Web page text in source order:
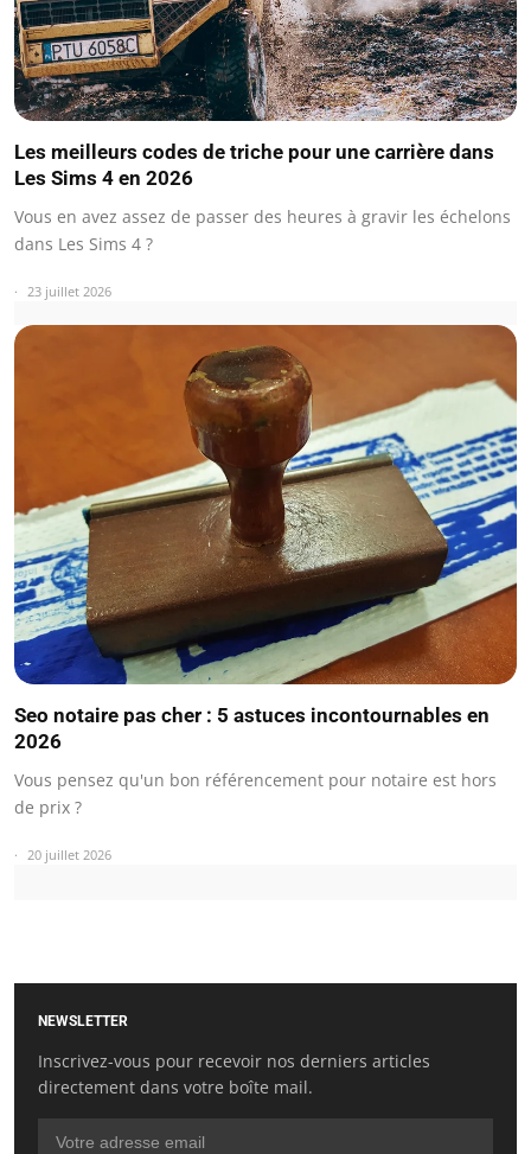
Les meilleurs codes de triche pour une carrière dans
Les Sims 4 en 2026
Vous en avez assez de passer des heures à gravir les échelons
dans Les Sims 4 ?
23 juillet 2026
Seo notaire pas cher : 5 astuces incontournables en
2026
Vous pensez qu'un bon référencement pour notaire est hors
de prix ?
20 juillet 2026
NEWSLETTER
Inscrivez-vous pour recevoir nos derniers articles
directement dans votre boîte mail.